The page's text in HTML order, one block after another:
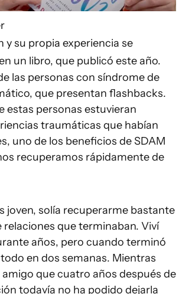
y su propia experiencia se
un libro, que publicó este año.
las personas con síndrome de
que presentan flashbacks.
estas personas estuvieran
traumáticas que habían
uno de los beneficios de SDAM
recuperamos rápidamente de
joven, solía recuperarme bastante
relaciones que terminaban. Viví
años, pero cuando terminó
en dos semanas. Mientras
que cuatro años después de
todavía no ha podido dejarla